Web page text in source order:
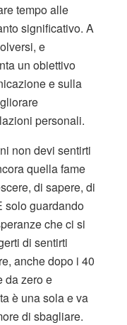
tempo alle
significativo. A
e
un obiettivo
e sulla
personali.
non devi sentirti
quella fame
di sapere, di
solo guardando
che ci si
di sentirti
anche dopo i 40
da zero e
è una sola e va
di sbagliare.